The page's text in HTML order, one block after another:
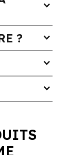
expand_more
? expand_more
expand_more
expand_more